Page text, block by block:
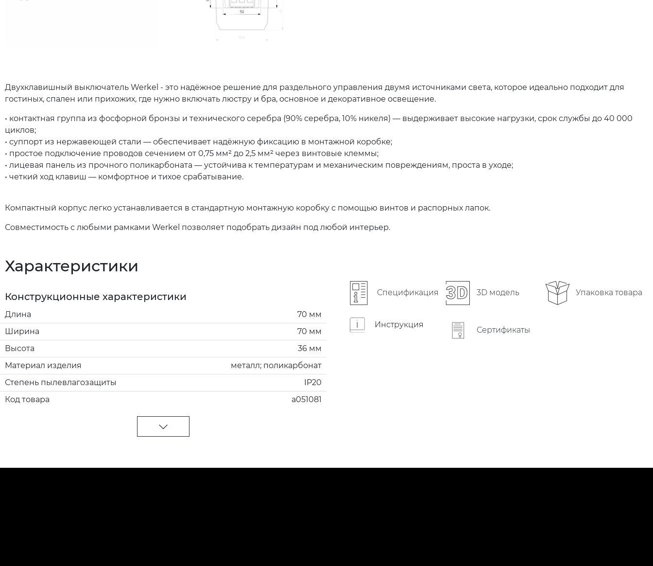
Двухклавишный выключатель Werkel - это надёжное решение для раздельного управления двумя источниками света, которое идеально подходит для
гостиных, спален или прихожих, где нужно включать люстру и бра, основное и декоративное освещение.
• контактная группа из фосфорной бронзы и технического серебра (90% серебра, 10% никеля) — выдерживает высокие нагрузки, срок службы до 40 000
циклов;
• суппорт из нержавеющей стали — обеспечивает надёжную фиксацию в монтажной коробке;
• простое подключение проводов сечением от 0,75 мм² до 2,5 мм² через винтовые клеммы;
• лицевая панель из прочного поликарбоната — устойчива к температурам и механическим повреждениям, проста в уходе;
• четкий ход клавиш — комфортное и тихое срабатывание.
Компактный корпус легко устанавливается в стандартную монтажную коробку с помощью винтов и распорных лапок.
Совместимость с любыми рамками Werkel позволяет подобрать дизайн под любой интерьер.
Характеристики
Конструкционные характеристики
Длина
70 мм
Ширина
70 мм
Высота
36 мм
Материал изделия
металл; поликарбонат
Степень пылевлагозащиты
IP20
Код товара
a051081
Cпецификация 3D модель Упаковка товара
Инструкция
Сертификаты